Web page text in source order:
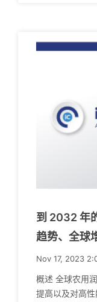
到 2032 年
趋势、全球
Nov 17, 2023
概述 全球农用
提高以及对高